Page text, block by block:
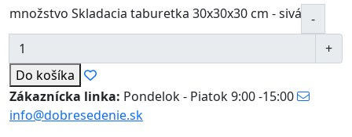
množstvo Skladacia taburetka 30x30x30 cm - sivá
Do košíka
Zákaznícka linka: Pondelok - Piatok 9:00 -15:00
info@dobresedenie.sk